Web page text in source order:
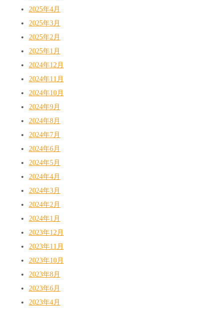
2025年4月
2025年3月
2025年2月
2025年1月
2024年12月
2024年11月
2024年10月
2024年9月
2024年8月
2024年7月
2024年6月
2024年5月
2024年4月
2024年3月
2024年2月
2024年1月
2023年12月
2023年11月
2023年10月
2023年8月
2023年6月
2023年4月